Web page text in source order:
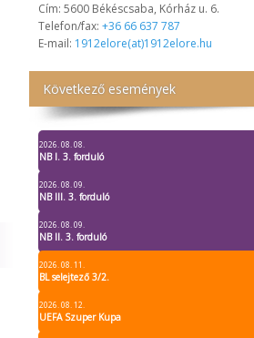
Cím: 5600 Békéscsaba, Kórház u. 6.
Telefon/fax: +36 66 637 787
E-mail: 1912elore(at)1912elore.hu
Következő események
2026. 08. 08.
NB I. 3. forduló
2026. 08. 09.
NB III. 3. forduló
2026. 08. 09.
NB II. 3. forduló
2026. 08. 11.
BL selejtező 3/2.
2026. 08. 12.
UEFA Szuper Kupa